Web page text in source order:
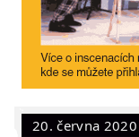
20. června 2020